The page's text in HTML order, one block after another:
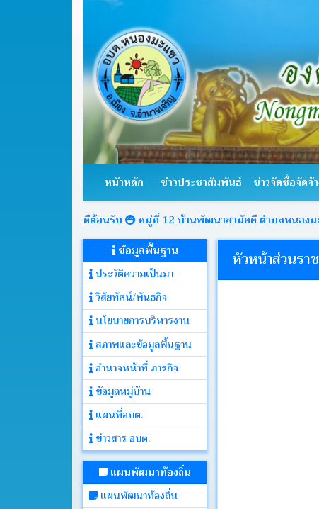
หน้าหลัก ข่าวประชาสัมพันธ์ ข่าวจัดซื้อจัดจ้
หมู่ที่ 12 บ้านพัฒนาสามัคคี ตำบลหนองมะแซว อำเภอเ
ข้อมูลพื้นฐาน
ประวัติความเป็นมา
วิสัยทัศน์/พันธกิจ
นโยบายการบริหารงาน
สภาพและข้อมูลพื้นฐาน
อำนาจหน้าที่ ภารกิจ
ข้อมูลหมู่บ้าน
แผนที่อบต.
ข่าวสาร อบต.
แผนพัฒนาท้องถิ่น
แผนพัฒนาท้องถิ่น
หัวหน้าส่วนรา